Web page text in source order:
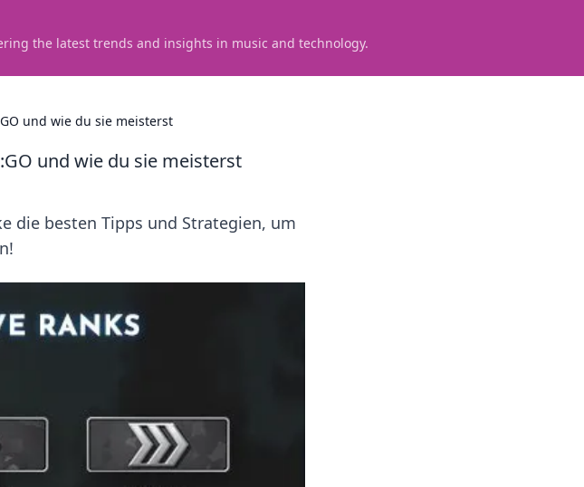
the latest trends and insights in music and technology.
und wie du sie meisterst
und wie du sie meisterst
die besten Tipps und Strategien, um